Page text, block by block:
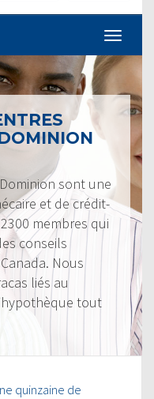
sont une
et de crédit-
membres qui
conseils
Nous
liés au
tout
quinzaine de